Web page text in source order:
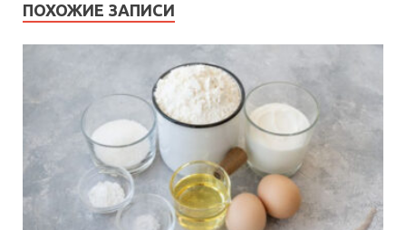
ПОХОЖИЕ ЗАПИСИ